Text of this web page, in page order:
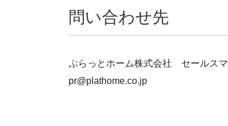
問い合わせ先
ぷらっとホーム株式会社 セールス
pr@plathome.co.jp